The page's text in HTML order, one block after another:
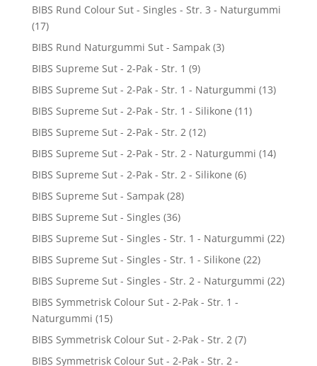
BIBS Rund Colour Sut - Singles - Str. 3 - Naturgummi
(17)
BIBS Rund Naturgummi Sut - Sampak (3)
BIBS Supreme Sut - 2-Pak - Str. 1 (9)
BIBS Supreme Sut - 2-Pak - Str. 1 - Naturgummi (13)
BIBS Supreme Sut - 2-Pak - Str. 1 - Silikone (11)
BIBS Supreme Sut - 2-Pak - Str. 2 (12)
BIBS Supreme Sut - 2-Pak - Str. 2 - Naturgummi (14)
BIBS Supreme Sut - 2-Pak - Str. 2 - Silikone (6)
BIBS Supreme Sut - Sampak (28)
BIBS Supreme Sut - Singles (36)
BIBS Supreme Sut - Singles - Str. 1 - Naturgummi (22)
BIBS Supreme Sut - Singles - Str. 1 - Silikone (22)
BIBS Supreme Sut - Singles - Str. 2 - Naturgummi (22)
BIBS Symmetrisk Colour Sut - 2-Pak - Str. 1 -
Naturgummi (15)
BIBS Symmetrisk Colour Sut - 2-Pak - Str. 2 (7)
BIBS Symmetrisk Colour Sut - 2-Pak - Str. 2 -